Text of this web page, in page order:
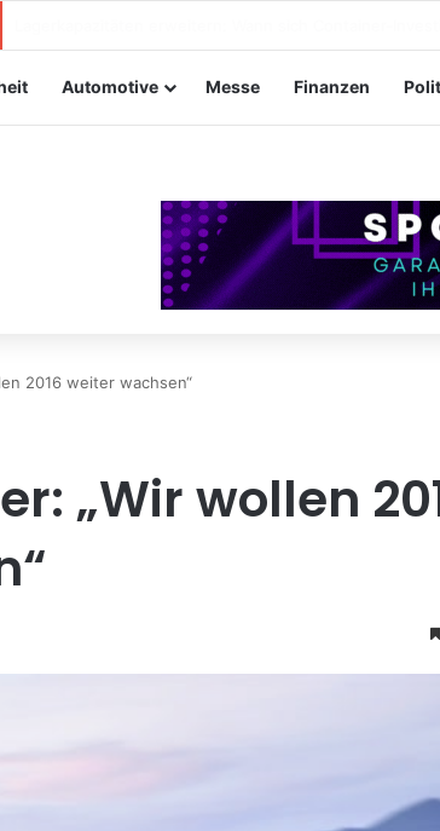
Automotive Messe Finanzen
2016 weiter wachsen“
„Wir wollen